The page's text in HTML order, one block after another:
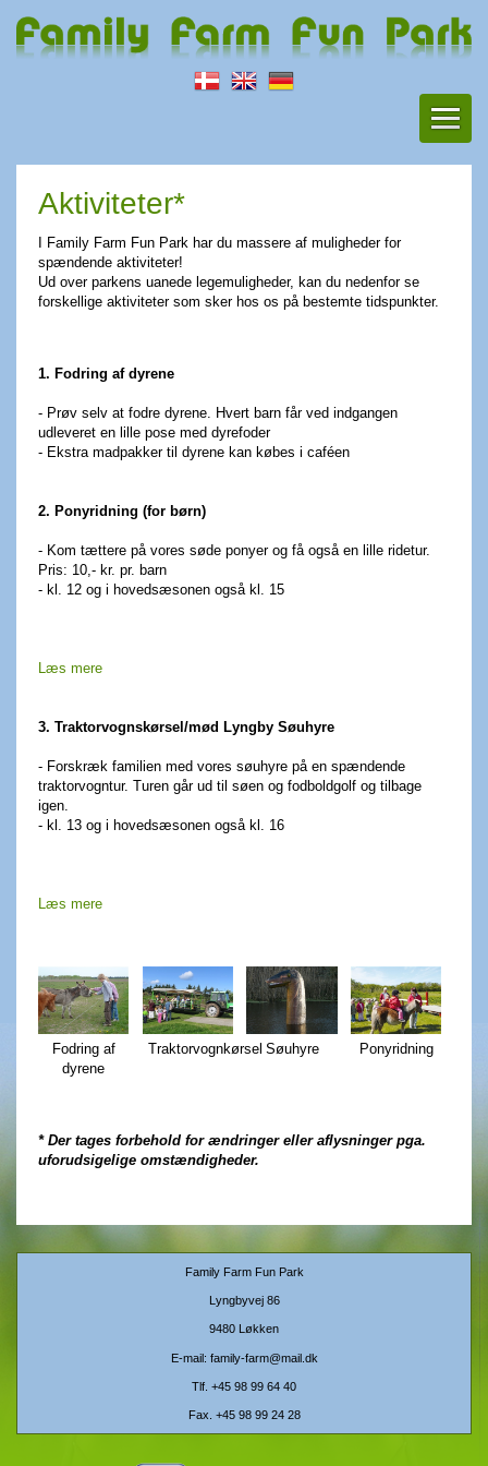
Aktiviteter*
I Family Farm Fun Park har du massere af muligheder for
spændende aktiviteter!
Ud over parkens uanede legemuligheder, kan du nedenfor se
forskellige aktiviteter som sker hos os på bestemte tidspunkter.
1. Fodring af dyrene
- Prøv selv at fodre dyrene. Hvert barn får ved indgangen
udleveret en lille pose med dyrefoder
- Ekstra madpakker til dyrene kan købes i caféen
2. Ponyridning (for børn)
- Kom tættere på vores søde ponyer og få også en lille ridetur.
Pris: 10,- kr. pr. barn
- kl. 12 og i hovedsæsonen også kl. 15
Læs mere
3. Traktorvognskørsel/mød Lyngby Søuhyre
- Forskræk familien med vores søuhyre på en spændende
traktorvogntur. Turen går ud til søen og fodboldgolf og tilbage
igen.
- kl. 13 og i hovedsæsonen også kl. 16
Læs mere
Fodring af
dyrene
Traktorvognkørsel Søuhyre Ponyridning
* Der tages forbehold for ændringer eller aflysninger pga.
uforudsigelige omstændigheder.
Family Farm Fun Park
Lyngbyvej 86
9480 Løkken
E-mail: family-farm@mail.dk
Tlf. +45 98 99 64 40
Fax. +45 98 99 24 28